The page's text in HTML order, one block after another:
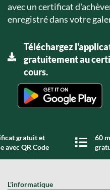
avec un certificat
enregistré dans votre
Téléchargez
gratuitement au
cours.
gratuit et
avec QR Code
60
L'informatique